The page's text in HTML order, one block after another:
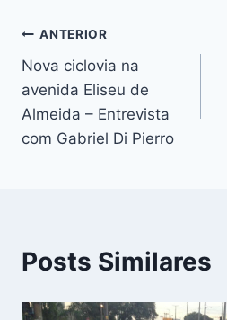
Navegação
de
Post
ANTERIOR
Nova ciclovia na
avenida Eliseu de
Almeida – Entrevista
com Gabriel Di Pierro
Posts Similares